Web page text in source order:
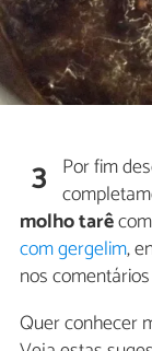
3 Por fim
molho tarêcom
com gergelim,
nos
Quer conhecer